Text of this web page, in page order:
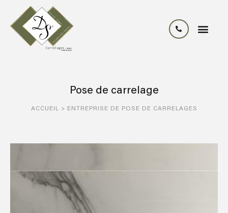
Pose de carrelage
ACCUEIL > ENTREPRISE DE POSE DE CARRELAGES